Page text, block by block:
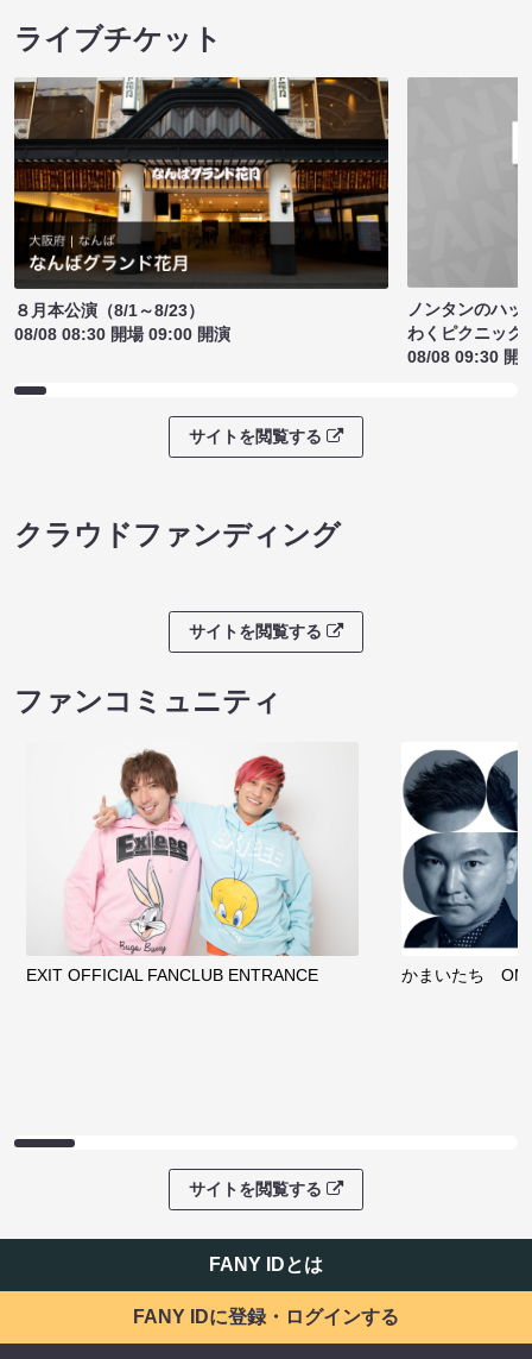
ライブチケット
８月本公演（8/1～8/23）
08/08 08:30 開場 09:00 開演
ノンタンのハッ
わくピクニック
08/08 09:30 開
サイトを閲覧する
クラウドファンディング
サイトを閲覧する
ファンコミュニティ
EXIT OFFICIAL FANCLUB ENTRANCE かまいたち
サイトを閲覧する
FANY IDとは
FANY IDに登録・ログインする